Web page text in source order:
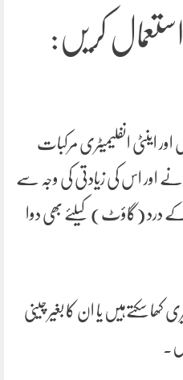
کریں:
اینٹی انفلیمیٹری مرکبات
اور اس کی زیادتی کی وجہ سے
درد (گاؤٹ) کیلئے بھی دوا
کھا سکتےہیں یا ان کا بغیر چینی